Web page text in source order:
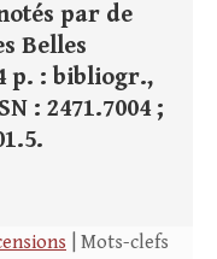
par de
Belles
p. : bibliogr.,
: 2471.7004 ;
| Mots-clefs